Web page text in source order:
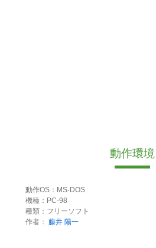
動作環境
動作OS：MS-DOS
機種：PC-98
種類：フリーソフト
作者： 藤井 陽一